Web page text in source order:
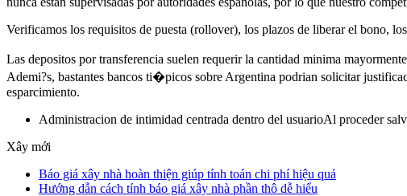
Verificamos los requisitos de puesta (rollover), los plazos de liberar el bono,
Las depositos por transferencia suelen requerir la cantidad minima
Ademi?s, bastantes bancos ti�picos sobre Argentina podrian solicitar
esparcimiento.
Administracion de intimidad centrada dentro del usuarioAl proceder
Xây mới
Báo giá xây nhà hoàn thiện giúp tính toán chi phí hiệu quả
Hướng dẫn cách tính báo giá xây nhà phần thô dễ hiểu